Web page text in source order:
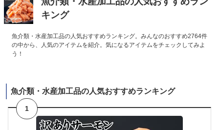
キング
魚介類・水産加工品の人気おすすめランキング。みんなのおすすめ2764件
の中から、人気のアイテムを紹介。気になるアイテムをチェックしてみよ
う！
魚介類・水産加工品の人気おすすめランキング
1